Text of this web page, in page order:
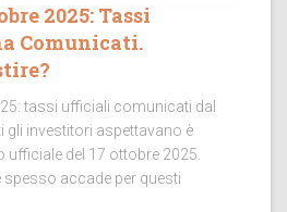
2025: Tassi
Comunicati.
tassi ufficiali comunicati dal
gli investitori aspettavano è
ufficiale del 17 ottobre 2025.
spesso accade per questi